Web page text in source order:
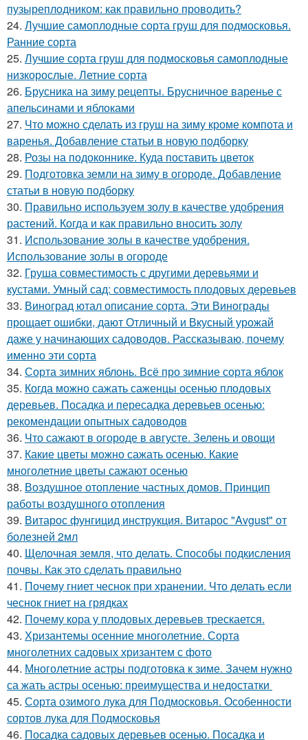
пузыреплодником: как правильно проводить?
24. Лучшие самоплодные сорта груш для подмосковья.
Ранние сорта
25. Лучшие сорта груш для подмосковья самоплодные
низкорослые. Летние сорта
26. Брусника на зиму рецепты. Брусничное варенье с
апельсинами и яблоками
27. Что можно сделать из груш на зиму кроме компота и
варенья. Добавление статьи в новую подборку
28. Розы на подоконнике. Куда поставить цветок
29. Подготовка земли на зиму в огороде. Добавление
статьи в новую подборку
30. Правильно используем золу в качестве удобрения
растений. Когда и как правильно вносить золу
31. Использование золы в качестве удобрения.
Использование золы в огороде
32. Груша совместимость с другими деревьями и
кустами. Умный сад: совместимость плодовых деревьев
33. Виноград ютал описание сорта. Эти Винограды
прощает ошибки, дают Отличный и Вкусный урожай
даже у начинающих садоводов. Рассказываю, почему
именно эти сорта
34. Сорта зимних яблонь. Всё про зимние сорта яблок
35. Когда можно сажать саженцы осенью плодовых
деревьев. Посадка и пересадка деревьев осенью:
рекомендации опытных садоводов
36. Что сажают в огороде в августе. Зелень и овощи
37. Какие цветы можно сажать осенью. Какие
многолетние цветы сажают осенью
38. Воздушное отопление частных домов. Принцип
работы воздушного отопления
39. Витарос фунгицид инструкция. Витарос "Avgust" от
болезней 2мл
40. Щелочная земля, что делать. Способы подкисления
почвы. Как это сделать правильно
41. Почему гниет чеснок при хранении. Что делать если
чеснок гниет на грядках
42. Почему кора у плодовых деревьев трескается.
43. Хризантемы осенние многолетние. Сорта
многолетних садовых хризантем с фото
44. Многолетние астры подготовка к зиме. Зачем нужно
са жать астры осенью: преимущества и недостатки
45. Сорта озимого лука для Подмосковья. Особенности
сортов лука для Подмосковья
46. Посадка садовых деревьев осенью. Посадка и